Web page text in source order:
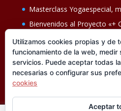
Masterclass Yogaespecial,
Bienvenidos al Proyecto «+
Fiesta de fin de curso Los
Ganadores del II Programa
Utilizamos cookies propias y de
funcionamiento de la web, medir
servicios. Puede aceptar todas
necesarias o configurar sus
cookies
Aceptar